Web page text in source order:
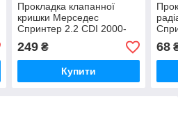
Прокладка клапанної
кришки Мерседес
Спринтер 2.2 CDI 2000-
2006 BGA
(Великобританія) RK3324
249₴
Купити
68